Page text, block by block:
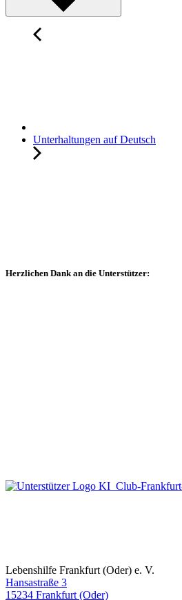
Unterhaltungen auf Deutsch
Herzlichen Dank an die Unterstützer:
Lebenshilfe Frankfurt (Oder) e. V.
Hansastraße 3
15234 Frankfurt (Oder)